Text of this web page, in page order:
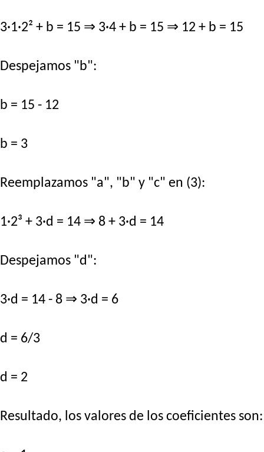
3·1·2² + b = 15 ⇒ 3·4 + b = 15 ⇒ 12 + b = 15
Despejamos "b":
b = 15 - 12
b = 3
Reemplazamos "a", "b" y "c" en (3):
1·2³ + 3·d = 14 ⇒ 8 + 3·d = 14
Despejamos "d":
3·d = 14 - 8 ⇒ 3·d = 6
d = 6/3
d = 2
Resultado, los valores de los coeficientes son: